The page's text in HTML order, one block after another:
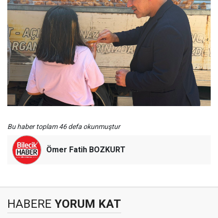
Bu haber toplam 46 defa okunmuştur
Ömer Fatih BOZKURT
HABERE YORUM KAT